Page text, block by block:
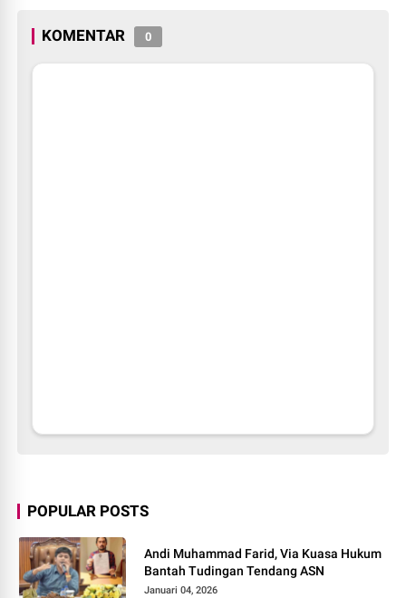
KOMENTAR 0
POPULAR POSTS
Andi Muhammad Farid, Via Kuasa Hukum
Bantah Tudingan Tendang ASN
Januari 04, 2026